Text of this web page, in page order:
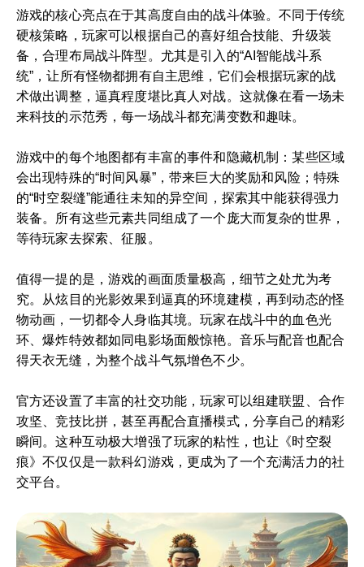
游戏的核心亮点在于其高度自由的战斗体验。不同于传统
硬核策略，玩家可以根据自己的喜好组合技能、升级装
备，合理布局战斗阵型。尤其是引入的“AI智能战斗系
统”，让所有怪物都拥有自主思维，它们会根据玩家的战
术做出调整，逼真程度堪比真人对战。这就像在看一场未
来科技的示范秀，每一场战斗都充满变数和趣味。
游戏中的每个地图都有丰富的事件和隐藏机制：某些区域
会出现特殊的“时间风暴”，带来巨大的奖励和风险；特殊
的“时空裂缝”能通往未知的异空间，探索其中能获得强力
装备。所有这些元素共同组成了一个庞大而复杂的世界，
等待玩家去探索、征服。
值得一提的是，游戏的画面质量极高，细节之处尤为考
究。从炫目的光影效果到逼真的环境建模，再到动态的怪
物动画，一切都令人身临其境。玩家在战斗中的血色光
环、爆炸特效都如同电影场面般惊艳。音乐与配音也配合
得天衣无缝，为整个战斗气氛增色不少。
官方还设置了丰富的社交功能，玩家可以组建联盟、合作
攻坚、竞技比拼，甚至再配合直播模式，分享自己的精彩
瞬间。这种互动极大增强了玩家的粘性，也让《时空裂
痕》不仅仅是一款科幻游戏，更成为了一个充满活力的社
交平台。